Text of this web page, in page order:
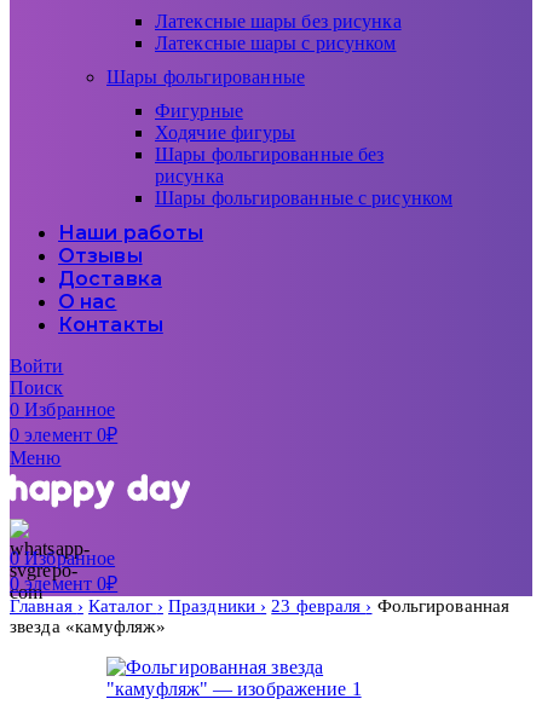
Латексные шары без рисунка
Латексные шары с рисунком
Шары фольгированные
Фигурные
Ходячие фигуры
Шары фольгированные без
рисунка
Шары фольгированные с рисунком
Наши работы
Отзывы
Доставка
О нас
Контакты
Войти
Поиск
0Избранное
0элемент 0₽
Меню
0Избранное
0элемент 0₽
Главная Каталог Праздники 23 февраля
Фольгированная
звезда «камуфляж»